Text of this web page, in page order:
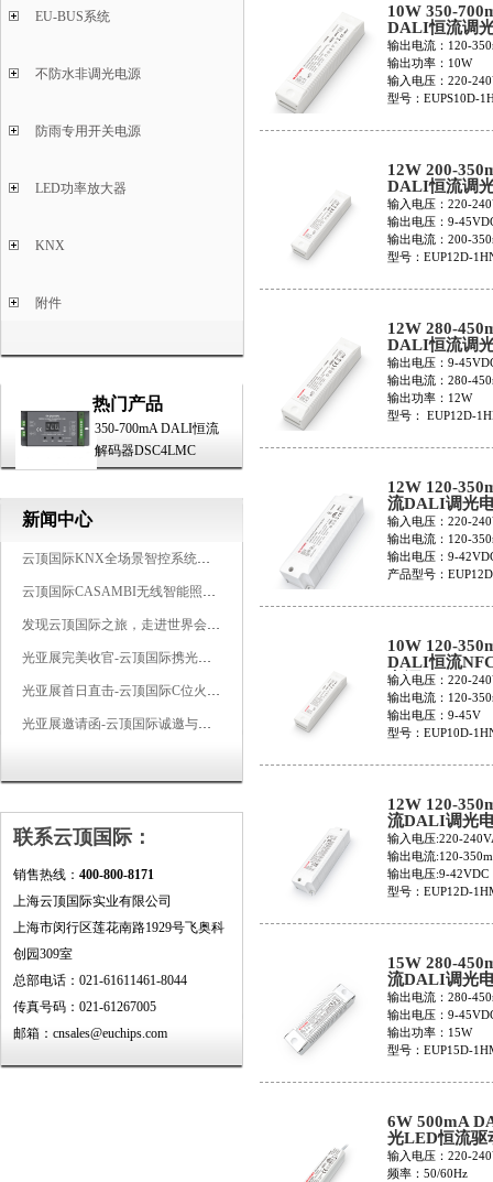
EU-BUS系统
不防水非调光电源
防雨专用开关电源
LED功率放大器
KNX
附件
热门产品
350-700mA DALI恒流
解码器DSC4LMC
新闻中心
云顶国际KNX全场景智控系统，创造无限美好智慧生活
云顶国际CASAMBI无线智能照明系统，让无线更无限
发现云顶国际之旅，走进世界会客厅，邂逅灯光与建筑的浪漫交响
光亚展完美收官-云顶国际携光而来，载誉而归！共鉴高光时刻
光亚展首日直击-云顶国际C位火爆吸睛，星光夜聚燃爆全场
光亚展邀请函-云顶国际诚邀与您相约2025广州国际照明展览会
联系云顶国际：
销售热线： 400-800-8171
上海云顶国际实业有限公司
上海市闵行区莲花南路1929号飞奥科
创园309室
总部电话：021-61611461-8044
传真号码：021-61267005
邮箱：cnsales@euchips.com
10W 350-
DALI恒流调
EUPS10D-
350
输出电流：120-
输出功率：10W
输入电压：220-
型号：EUPS10D-
12W 200-
DALI恒流调
EUP12D-
输入电压：220-
输出电压：9-
输出电流：200-
型号：EUP12D-
12W 280-
DALI恒流调
EUP12D-
输出电压：9-
输出电流：280-
输出功率：12W
型号： EUP12D-
12W 120-
流DALI调光
EUP12D-
输入电压：220-
输出电流：120-
输出电压：9-
产品型号：
10W 120-
DALI恒流
电源
120(认证版)
输入电压：220-
输出电流：120-
输出电压：9-45V
型号：EUP10D-
12W 120-
流DALI调光
EUP12D-
输入电压:220-
输出电流:120-
输出电压:9-42VDC
型号：EUP12D-
15W 280-
流DALI调光
EUP15D-
输出电流：280-
输出电压：9-
输出功率：15W
型号：EUP15D-
6W 500mA
光LED恒流驱
PCE6D-
输入电压：220-
频率：50/60Hz